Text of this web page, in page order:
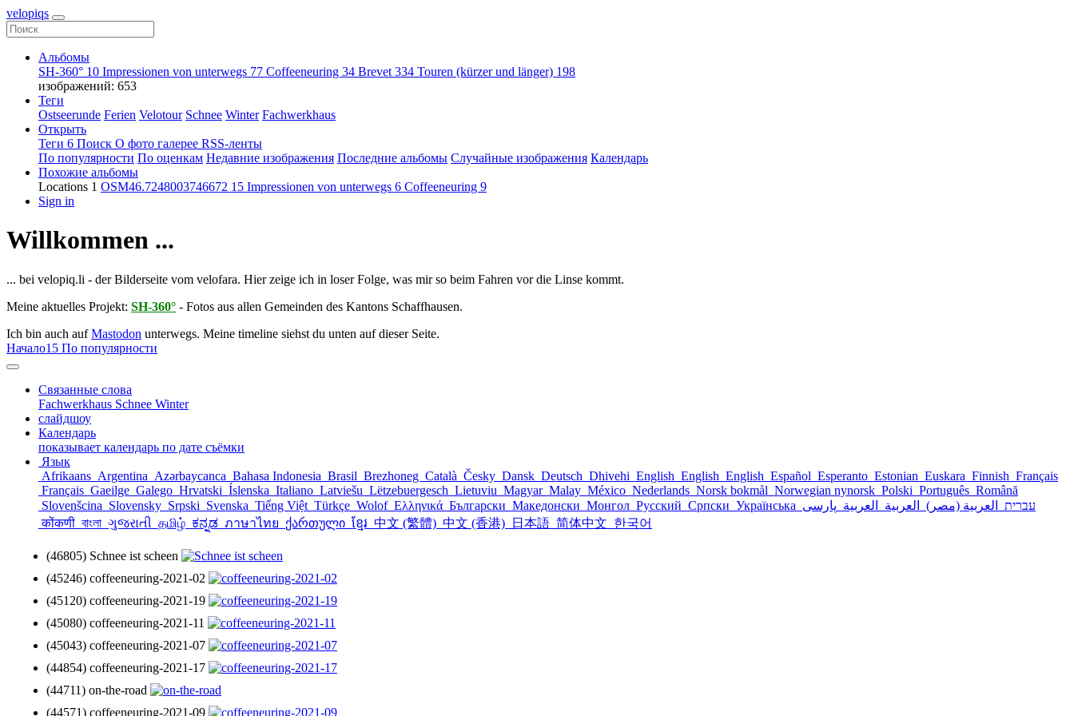
velopiqs
Альбомы
SH-360° 10 Impressionen von unterwegs 77 Coffeeneuring 34 Brevet 334 Touren (kürzer und länger) 198
изображений: 653
Теги
Ostseerunde Ferien Velotour Schnee Winter Fachwerkhaus
Открыть
Теги 6 Поиск О фото галерее RSS-ленты
По популярности По оценкам Недавние изображения Последние альбомы Случайные изображения Календарь
Похожие альбомы
Locations 1 OSM46.7248003746672 15 Impressionen von unterwegs 6 Coffeeneuring 9
Sign in
Willkommen ...
... bei velopiq.li - der Bilderseite vom velofara. Hier zeige ich in loser Folge, was mir so beim Fahren vor die Linse kommt.
Meine aktuelles Projekt: SH-360° - Fotos aus allen Gemeinden des Kantons Schaffhausen.
Ich bin auch aufMastodon unterwegs. Meine timeline siehst du unten auf dieser Seite.
Начало15 По популярности
Связанные слова
Fachwerkhaus Schnee Winter
слайдшоу
Календарь
показывает календарь по дате съёмки
Язык
Afrikaans Argentina Azərbaycanca Bahasa Indonesia Brasil Brezhoneg Català Česky Dansk Deutsch Dhivehi English English English Español Esperanto Estonian Euskara Finnish Français
Français Gaeilge Galego Hrvatski Íslenska Italiano Latviešu Lëtzebuergesch Lietuviu Magyar Malay México Nederlands Norsk bokmål Norwegian nynorsk Polski Português Română
Slovenšcina Slovensky Srpski Svenska Tiếng Việt Türkçe Wolof Ελληνικά Български Македонски Монгол Русский Српски Українська עברית العربية (مصر) العربية العربية پارسی
कोंकणी বাংলা ગુજરાતી தமிழ் ಕನ್ನಡ ภาษาไทย ქართული ខ្មែរ 中文 (繁體) 中文 (香港) 日本語 简体中文 한국어
(46805) Schnee ist scheen
(45246) coffeeneuring-2021-02
(45120) coffeeneuring-2021-19
(45080) coffeeneuring-2021-11
(45043) coffeeneuring-2021-07
(44854) coffeeneuring-2021-17
(44711) on-the-road
(44571) coffeeneuring-2021-09